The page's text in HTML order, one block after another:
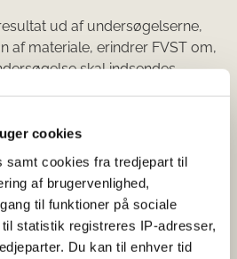
cookies
samt cookies fra tredjepart til
af brugervenlighed,
til funktioner på sociale
statistik registreres IP-adresser,
Du kan til enhver tid
ud af undersøgelserne,
af materiale, erindrer FVST om,
skal indsendes
flere aborterede fostre pr.
fra moderkoen
stykker (med kotyledoner) heraf
de fostre inkl. placenta, som